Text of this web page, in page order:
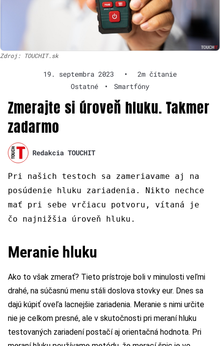
Zdroj: TOUCHIT.sk
19. septembra 2023 •
2m čítanie
Ostatné
• Smartfóny
Zmerajte si úroveň hluku. Takmer
zadarmo
Redakcia TOUCHIT
Pri našich testoch sa zameriavame aj na
posúdenie hluku zariadenia. Nikto nechce
mať pri sebe vrčiacu potvoru, vítaná je
čo najnižšia úroveň hluku.
Meranie hluku
Ako to však zmerať? Tieto prístroje boli v minulosti veľmi
drahé, na súčasnú menu stáli doslova stovky eur. Dnes sa
dajú kúpiť oveľa lacnejšie zariadenia. Meranie s nimi určite
nie je celkom presné, ale v skutočnosti pri meraní hluku
testovaných zariadení postačí aj orientačná hodnota. Pri